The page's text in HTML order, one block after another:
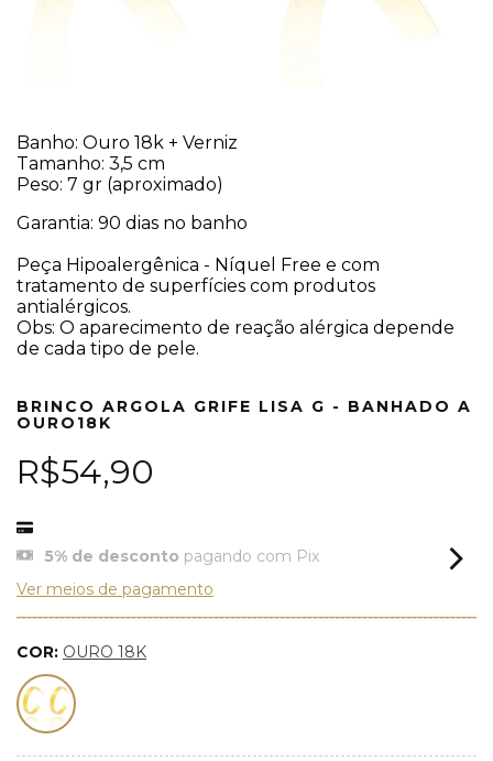
Banho: Ouro 18k + Verniz
Tamanho: 3,5 cm
Peso: 7 gr (aproximado)
Garantia: 90 dias no banho
Peça Hipoalergênica - Níquel Free e com
tratamento de superfícies com produtos
antialérgicos.
Obs: O aparecimento de reação alérgica depende
de cada tipo de pele.
BRINCO ARGOLA GRIFE LISA G - BANHADO A
OURO18K
R$54,90
5% de desconto pagando com Pix
Ver meios de pagamento
COR: OURO 18K